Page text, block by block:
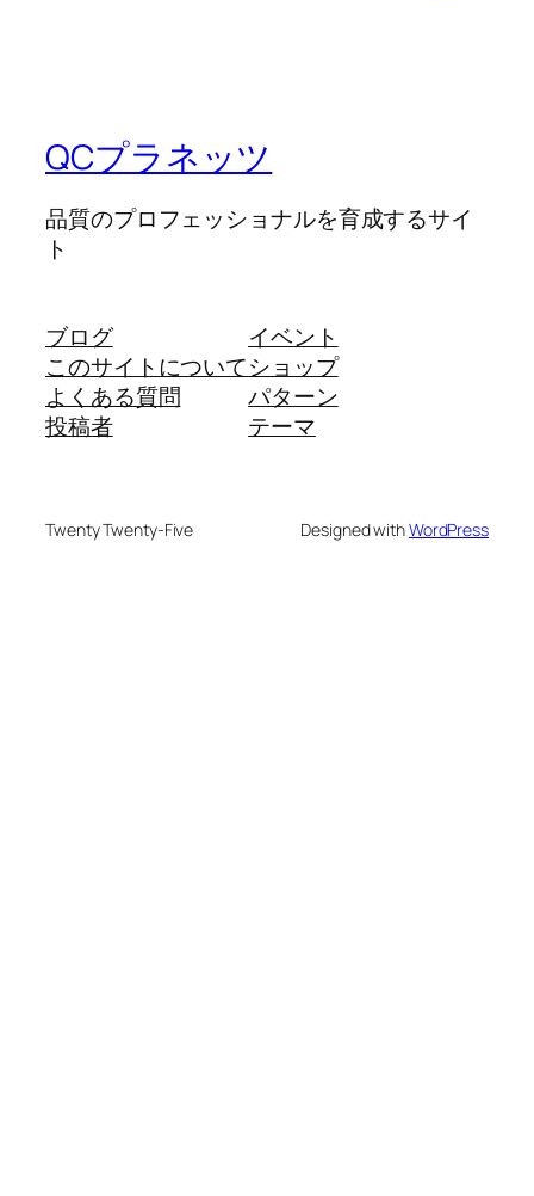
QCプラネッツ
品質のプロフェッショナルを育成するサイ
ト
ブログ
このサイトについて
よくある質問
投稿者
イベント
ショップ
パターン
テーマ
Twenty Twenty-Five Designed withWordPress